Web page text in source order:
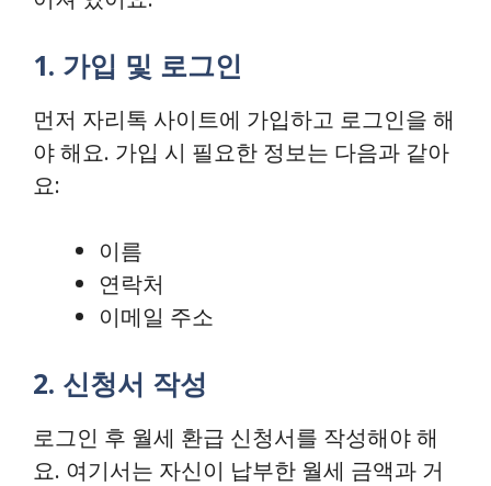
1. 가입 및 로그인
먼저 자리톡 사이트에 가입하고 로그인을 해
야 해요. 가입 시 필요한 정보는 다음과 같아
요:
이름
연락처
이메일 주소
2. 신청서 작성
로그인 후 월세 환급 신청서를 작성해야 해
요. 여기서는 자신이 납부한 월세 금액과 거